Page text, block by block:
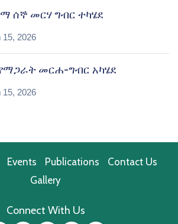
ሰኞ መርሃ ግብር ተካሄደ
15, 2026
መርሐ-ግብር አካሄደ
15, 2026
Events Publications
Contact Us
Gallery
Connect With Us